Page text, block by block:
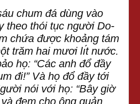
chum đá dùng vào
theo thói tục người Do-
chứa được khoảng tám
trăm hai mươi lı́t nước.
họ: “Các anh đổ đầy
đi!” Và họ đổ đầy tới
nói với họ: “Bây giờ
đem cho ông quản